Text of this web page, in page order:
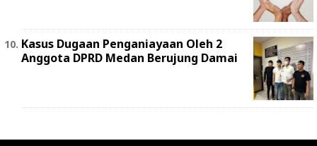
Kasus Dugaan Penganiayaan Oleh 2
Anggota DPRD Medan Berujung Damai